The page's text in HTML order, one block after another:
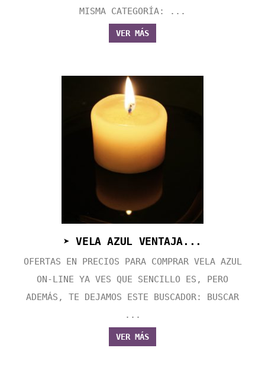
MISMA CATEGORÍA: ...
VER MÁS
➤ VELA AZUL VENTAJA...
OFERTAS EN PRECIOS PARA COMPRAR VELA AZUL
ON-LINE YA VES QUE SENCILLO ES, PERO
ADEMÁS, TE DEJAMOS ESTE BUSCADOR: BUSCAR
...
VER MÁS